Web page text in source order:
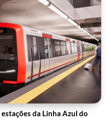
da Linha Azul do